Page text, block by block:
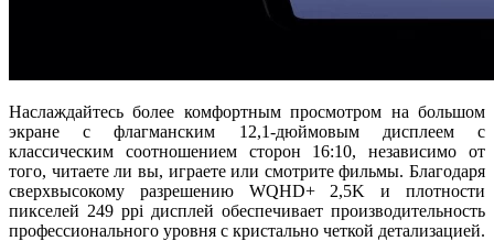
Наслаждайтесь более комфортным просмотром на большом
экране с флагманским 12,1-дюймовым дисплеем с
классическим соотношением сторон 16:10, независимо от
того, читаете ли вы, играете или смотрите фильмы. Благодаря
сверхвысокому разрешению WQHD+ 2,5K и плотности
пикселей 249 ppi дисплей обеспечивает производительность
профессионального уровня с кристально четкой детализацией.